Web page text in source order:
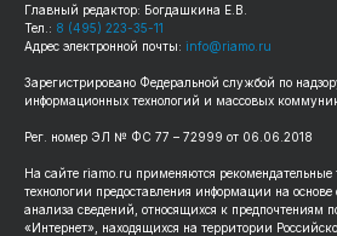
Главный редактор: Богдашкина Е.В.
Тел.: 8 (495) 223-35-11
Адрес электронной почты: info@riamo.ru
Зарегистрировано Федеральной службой по
информационных технологий и массовых
Рег. номер ЭЛ № ФС 77 – 72999 от 06.06.2018
На сайте riamo.ru применяются
технологии предоставления информации на
анализа сведений, относящихся к предпочтениям
«Интернет», находящихся на территории